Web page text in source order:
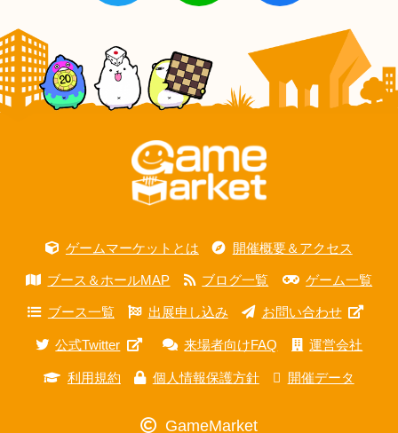
ゲームマーケットとは 開催概要＆アクセス
ブース＆ホールMAP ブログ一覧 ゲーム一覧
ブース一覧 出展申し込み お問い合わせ
公式Twitter 来場者向けFAQ 運営会社
利用規約 個人情報保護方針 開催データ
GameMarket